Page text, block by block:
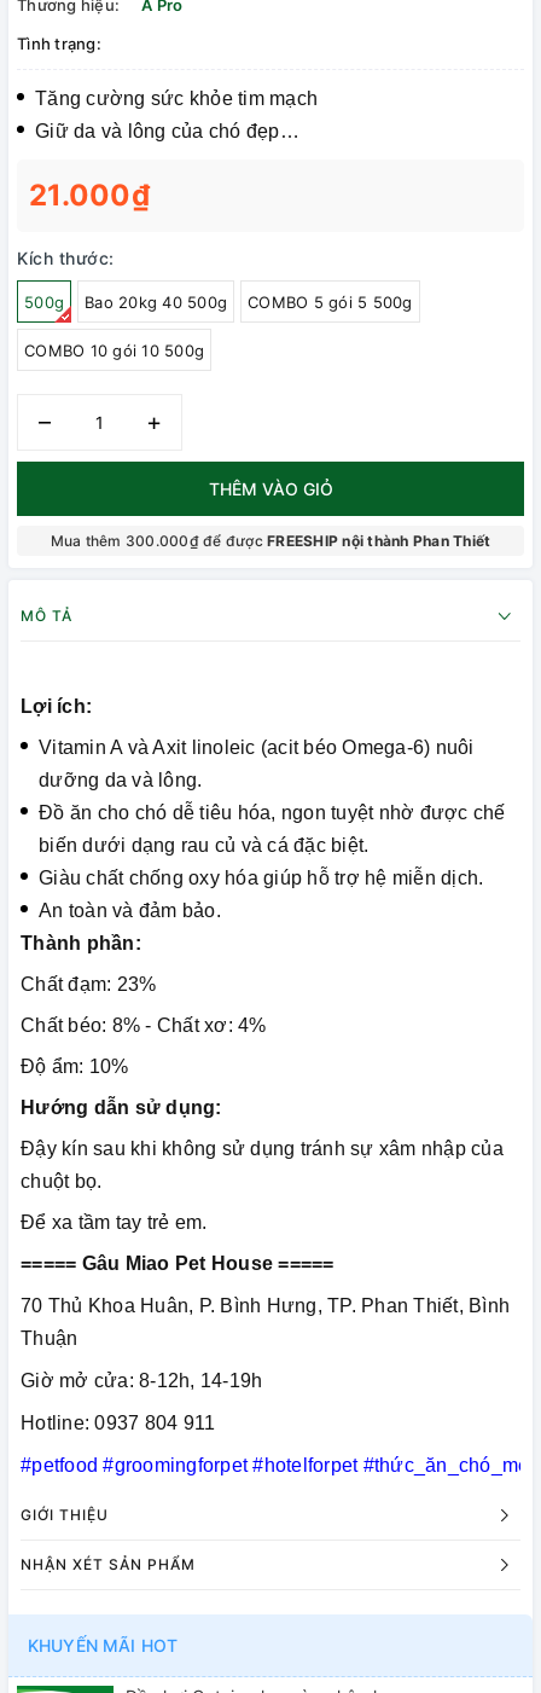
Thương hiệu:
A Pro
Tình trạng:
Tăng cường sức khỏe tim mạch
Giữ da và lông của chó đẹp…
21.000₫
Kích thước:
500g Bao 20kg 40 500g COMBO 5 gói 5 500g
COMBO 10 gói 10 500g
– +
THÊM VÀO GIỎ
Mua thêm 300.000₫ để đượcFREESHIP nội thành Phan Thiết
MÔ TẢ
Lợi ích:
Vitamin A và Axit linoleic (acit béo Omega-6) nuôi
dưỡng da và lông.
Đồ ăn cho chó dễ tiêu hóa, ngon tuyệt nhờ được chế
biến dưới dạng rau củ và cá đặc biệt.
Giàu chất chống oxy hóa giúp hỗ trợ hệ miễn dịch.
An toàn và đảm bảo.
Thành phần:
Chất đạm: 23%
Chất béo: 8% - Chất xơ: 4%
Độ ẩm: 10%
Hướng dẫn sử dụng:
Đậy kín sau khi không sử dụng tránh sự xâm nhập của
chuột bọ.
Để xa tầm tay trẻ em.
===== Gâu Miao Pet House =====
70 Thủ Khoa Huân, P. Bình Hưng, TP. Phan Thiết, Bình
Thuận
Giờ mở cửa: 8-12h, 14-19h
Hotline: 0937 804 911
#petfood #groomingforpet #hotelforpet #thức_ăn_chó_mèo
GIỚI THIỆU
NHẬN XÉT SẢN PHẨM
KHUYẾN MÃI HOT